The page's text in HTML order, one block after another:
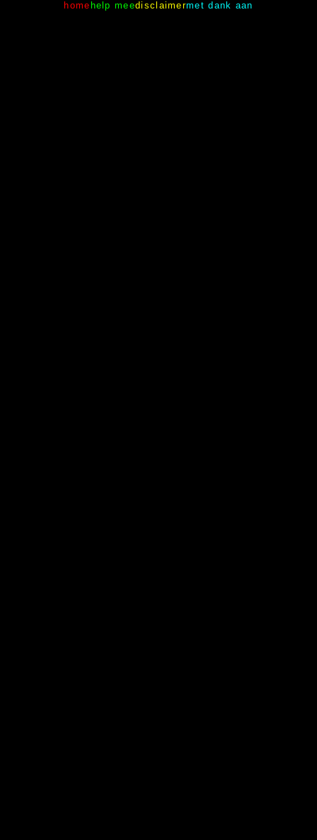
home help meedisclaimermet dank aan